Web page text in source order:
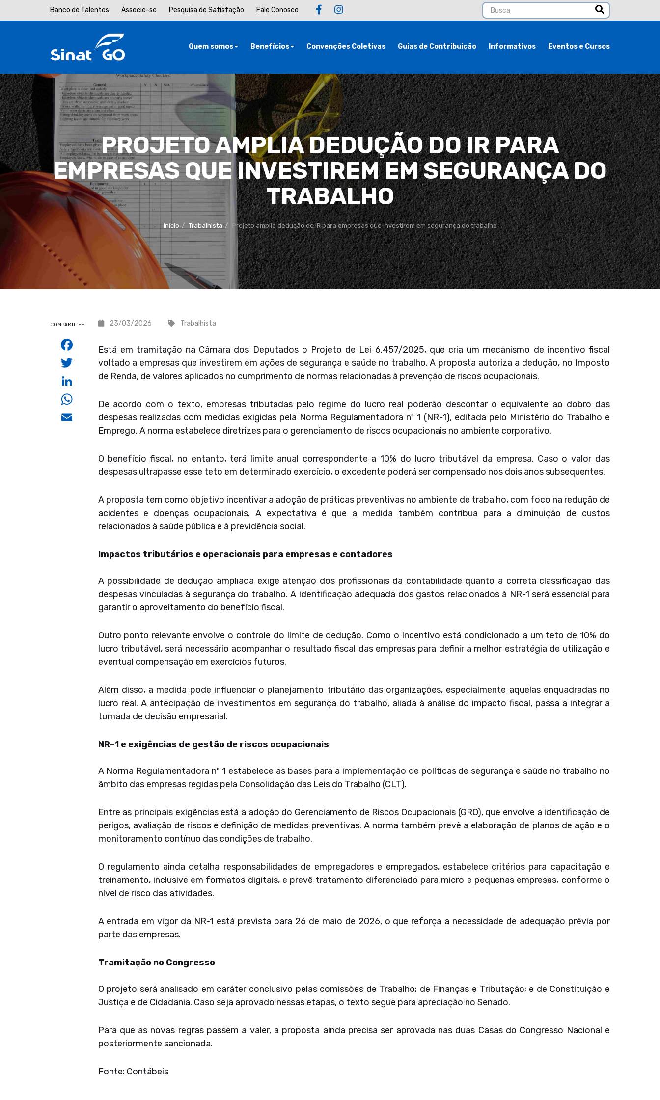
Banco de Talentos Associe-se Pesquisa de Satisfação Fale Conosco
Quem somos Benefícios Convenções Coletivas Guias de Contribuição Informativos Eventos e Cursos
PROJETO AMPLIA DEDUÇÃO DO IR PARA
EMPRESAS QUE INVESTIREM EM SEGURANÇA DO
TRABALHO
Início Trabalhista Projeto amplia dedução do IR para empresas que investirem em segurança do trabalho
23/03/2026 Trabalhista
Está em tramitação na Câmara dos Deputados o Projeto de Lei 6.457/2025, que cria um mecanismo de incentivo fiscal
voltado a empresas que investirem em ações de segurança e saúde no trabalho. A proposta autoriza a dedução, no Imposto
de Renda, de valores aplicados no cumprimento de normas relacionadas à prevenção de riscos ocupacionais.
De acordo com o texto, empresas tributadas pelo regime do lucro real poderão descontar o equivalente ao dobro das
despesas realizadas com medidas exigidas pela Norma Regulamentadora nº 1 (NR-1), editada pelo Ministério do Trabalho e
Emprego. A norma estabelece diretrizes para o gerenciamento de riscos ocupacionais no ambiente corporativo.
O benefício fiscal, no entanto, terá limite anual correspondente a 10% do lucro tributável da empresa. Caso o valor das
despesas ultrapasse esse teto em determinado exercício, o excedente poderá ser compensado nos dois anos subsequentes.
A proposta tem como objetivo incentivar a adoção de práticas preventivas no ambiente de trabalho, com foco na redução de
acidentes e doenças ocupacionais. A expectativa é que a medida também contribua para a diminuição de custos
relacionados à saúde pública e à previdência social.
Impactos tributários e operacionais para empresas e contadores
A possibilidade de dedução ampliada exige atenção dos profissionais da contabilidade quanto à correta classificação das
despesas vinculadas à segurança do trabalho. A identificação adequada dos gastos relacionados à NR-1 será essencial para
garantir o aproveitamento do benefício fiscal.
Outro ponto relevante envolve o controle do limite de dedução. Como o incentivo está condicionado a um teto de 10% do
lucro tributável, será necessário acompanhar o resultado fiscal das empresas para definir a melhor estratégia de utilização e
eventual compensação em exercícios futuros.
Além disso, a medida pode influenciar o planejamento tributário das organizações, especialmente aquelas enquadradas no
lucro real. A antecipação de investimentos em segurança do trabalho, aliada à análise do impacto fiscal, passa a integrar a
tomada de decisão empresarial.
NR-1 e exigências de gestão de riscos ocupacionais
A Norma Regulamentadora nº 1 estabelece as bases para a implementação de políticas de segurança e saúde no trabalho no
âmbito das empresas regidas pela Consolidação das Leis do Trabalho (CLT).
Entre as principais exigências está a adoção do Gerenciamento de Riscos Ocupacionais (GRO), que envolve a identificação de
perigos, avaliação de riscos e definição de medidas preventivas. A norma também prevê a elaboração de planos de ação e o
monitoramento contínuo das condições de trabalho.
O regulamento ainda detalha responsabilidades de empregadores e empregados, estabelece critérios para capacitação e
treinamento, inclusive em formatos digitais, e prevê tratamento diferenciado para micro e pequenas empresas, conforme o
nível de risco das atividades.
A entrada em vigor da NR-1 está prevista para 26 de maio de 2026, o que reforça a necessidade de adequação prévia por
parte das empresas.
Tramitação no Congresso
O projeto será analisado em caráter conclusivo pelas comissões de Trabalho; de Finanças e Tributação; e de Constituição e
Justiça e de Cidadania. Caso seja aprovado nessas etapas, o texto segue para apreciação no Senado.
Para que as novas regras passem a valer, a proposta ainda precisa ser aprovada nas duas Casas do Congresso Nacional e
posteriormente sancionada.
Fonte: Contábeis
COMPARTILHE
Facebook
Twitter
LinkedIn
WhatsApp
Email